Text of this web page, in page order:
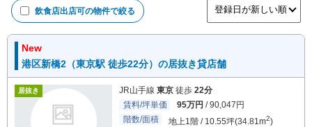
飲食店出店可の物件で絞る
New
港区新橋2（東京駅 徒歩22分）の居抜き貸店舗
居抜き JR山手線 東京 徒歩 22分
賃料/坪単価
95万円 / 90,047円
階数/面積
地上1階 / 10.55坪(34.81m2)